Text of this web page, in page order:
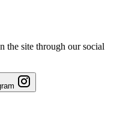
the site through our social